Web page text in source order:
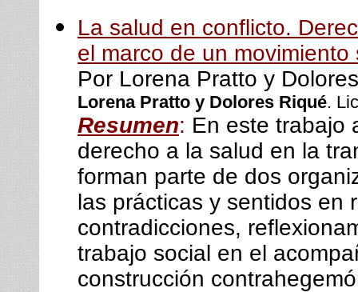
La salud en conflicto.
el marco de un movimiento
Por Lorena Pratto y
Lorena Pratto y Dolores Riqué.
Resumen: En este trabajo
derecho a la salud en la
forman parte de dos
las prácticas y sentidos en
contradicciones,
trabajo social en el
construcción